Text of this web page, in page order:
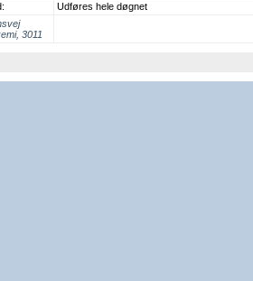
Udføres hele døgnet
3011